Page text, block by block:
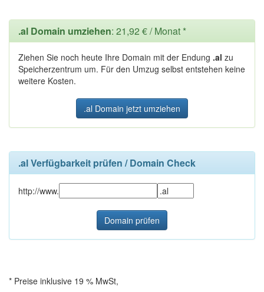
.al Domain umziehen: 21,92 € / Monat *
Ziehen Sie noch heute Ihre Domain mit der Endung .al zu
Speicherzentrum um. Für den Umzug selbst entstehen keine
weitere Kosten.
.al Domain jetzt umziehen
.al Verfügbarkeit prüfen / Domain Check
http://www.
* Preise inklusive 19 % MwSt,